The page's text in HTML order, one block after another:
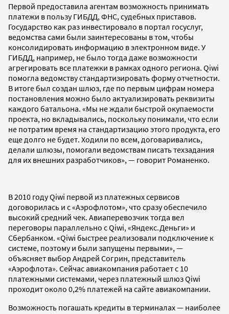
Первой предоставила агентам возможность принимать
платежи в пользу ГИБДД, ФНС, судебных приставов.
Государство как раз инвестировало в портал госуслуг,
ведомства сами были заинтересованы в том, чтобы
консолидировать информацию в электронном виде. У
ГИБДД, например, не было тогда даже возможности
агрегировать все платежки в рамках одного региона. Qiwi
помогла ведомству стандартизировать форму отчетности.
В итоге был создан шлюз, где по первым цифрам номера
постановления можно было актуализировать реквизиты
каждого батальона. «Мы не ждали быстрой окупаемости
проекта, но вкладывались, поскольку понимали, что если
не потратим время на стандартизацию этого продукта, его
еще долго не будет. Ходили по всем, договаривались,
делали шлюзы, помогали ведомствам писать техзадания
для их внешних разработчиков», — говорит Романенко.
В 2010 году Qiwi первой из платежных сервисов
договорилась и с «Аэрофлотом», что сразу обеспечило
высокий средний чек. Авиаперевозчик тогда вел
переговоры параллельно с Qiwi, «Яндекс.Деньги» и
Сбербанком. «Qiwi быстрее реализовали подключение к
системе, поэтому и были запущены первыми», —
объясняет выбор Андрей Согрин, представитель
«Аэрофлота». Сейчас авиакомпания работает с 10
платежными системами, через платежный шлюз Qiwi
проходит около 0,2% платежей на сайте авиакомпании.
Возможность погашать кредиты в терминалах — наиболее